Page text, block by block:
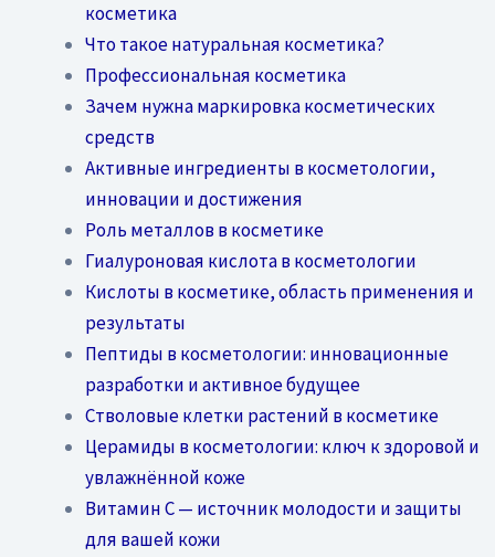
косметика
Что такое натуральная косметика?
Профессиональная косметика
Зачем нужна маркировка косметических
средств
Активные ингредиенты в косметологии,
инновации и достижения
Роль металлов в косметике
Гиалуроновая кислота в косметологии
Кислоты в косметике, область применения и
результаты
Пептиды в косметологии: инновационные
разработки и активное будущее
Стволовые клетки растений в косметике
Церамиды в косметологии: ключ к здоровой и
увлажнённой коже
Витамин C — источник молодости и защиты
для вашей кожи